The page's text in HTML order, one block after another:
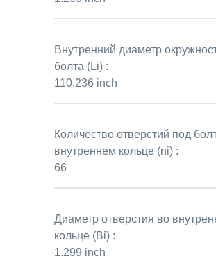
Внутренний диаметр
болта (Li) :
110.236 inch
Количество отверстий под
внутреннем кольце (ni) :
66
Диаметр отверстия во
кольце (Bi) :
1.299 inch